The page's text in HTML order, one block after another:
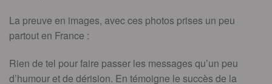
La preuve en images, avec ces photos prises un peu
partout en France :
Rien de tel pour faire passer les messages qu’un peu
d’humour et de dérision. En témoigne le succès de la